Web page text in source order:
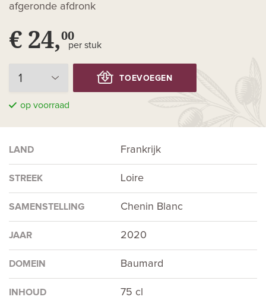
afgeronde afdronk
€ 24,00
per stuk
TOEVOEGEN
op voorraad
LAND Frankrijk
STREEK Loire
SAMENSTELLING Chenin Blanc
JAAR 2020
DOMEIN Baumard
INHOUD 75 cl